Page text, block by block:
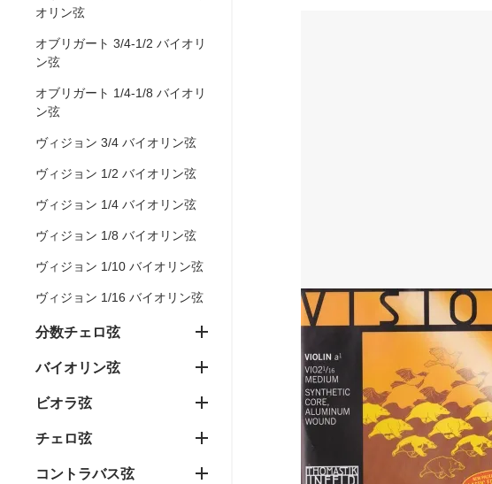
オリン弦
オブリガート 3/4-1/2 バイオリ
ン弦
オブリガート 1/4-1/8 バイオリ
ン弦
ヴィジョン 3/4 バイオリン弦
ヴィジョン 1/2 バイオリン弦
ヴィジョン 1/4 バイオリン弦
ヴィジョン 1/8 バイオリン弦
ヴィジョン 1/10 バイオリン弦
ヴィジョン 1/16 バイオリン弦
分数チェロ弦
バイオリン弦
ビオラ弦
チェロ弦
コントラバス弦